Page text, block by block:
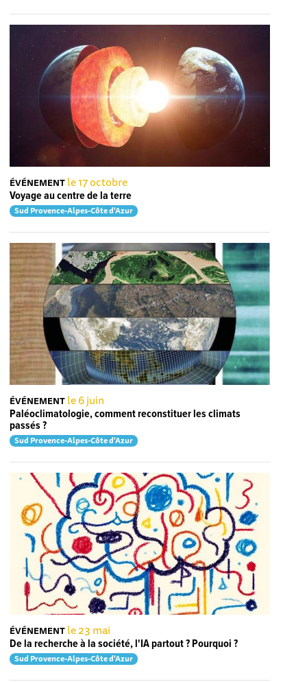
ÉVÉNEMENT le 17 octobre
Voyage au centre de la terre
Sud Provence-Alpes-Côte d'Azur
ÉVÉNEMENT le 6 juin
Paléoclimatologie, comment reconstituer les climats
passés ?
Sud Provence-Alpes-Côte d'Azur
ÉVÉNEMENT le 23 mai
De la recherche à la société, l'IA partout ? Pourquoi ?
Sud Provence-Alpes-Côte d'Azur